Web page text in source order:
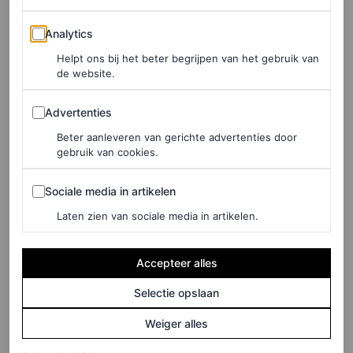
60 g tahini
1 el citroensap
4 eetlepels vegan yoghurt
2 theelepels bruine miso
1 theelepel agavesiroop
olijfolie, zout en peper om op smaak te brengen
Bereidingswijze:
1. Bereid de tahinisausCombineer in een kom de
uitgeperste knoflook, tahini, citroensap, vegan yoghurt,
bruine miso, agavesiroop en een theelepel olijfolie. Voeg
een snufje zout toe. Klop het mengsel tot het emulgeert
Analytics
Analytics
Helpt ons bij het beter begrijpen van het gebruik van
de website.
Advertenties
Advertenties
Beter aanleveren van gerichte advertenties door
gebruik van cookies.
Sociale media in artikelen
Sociale media in artikelen
Laten zien van sociale media in artikelen.
Accepteer alles
Selectie opslaan
Weiger alles